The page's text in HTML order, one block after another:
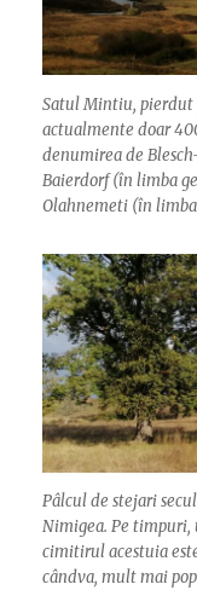
Satul Mintiu, pierdut
actualmente doar
denumirea de
Baierdorf (în limba
Olahnemeti (în
Pâlcul de stejari
Nimigea. Pe timpuri,
cimitirul acestuia
cândva, mult mai